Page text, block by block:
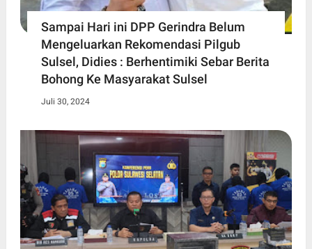
Sampai Hari ini DPP Gerindra Belum
Mengeluarkan Rekomendasi Pilgub
Sulsel, Didies : Berhentimiki Sebar Berita
Bohong Ke Masyarakat Sulsel
Juli 30, 2024